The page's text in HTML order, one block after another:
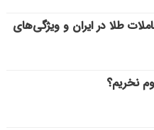
طلا در ایران و ویژگی‌های
نخریم؟